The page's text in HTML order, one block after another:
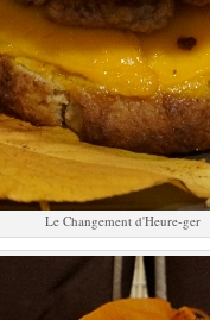
Le Changement d'Heure-ger